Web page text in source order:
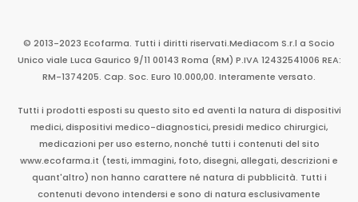
© 2013-2023 Ecofarma. Tutti i diritti riservati.Mediacom S.r.l a Socio
Unico viale Luca Gaurico 9/11 00143 Roma (RM) P.IVA 12432541006 REA:
RM-1374205. Cap. Soc. Euro 10.000,00. Interamente versato.
Tutti i prodotti esposti su questo sito ed aventi la natura di dispositivi
medici, dispositivi medico-diagnostici, presidi medico chirurgici,
medicazioni per uso esterno, nonché tutti i contenuti del sito
www.ecofarma.it (testi, immagini, foto, disegni, allegati, descrizioni e
quant'altro) non hanno carattere né natura di pubblicità. Tutti i
contenuti devono intendersi e sono di natura esclusivamente